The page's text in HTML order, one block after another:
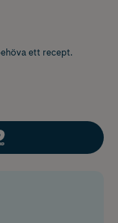
ett recept.